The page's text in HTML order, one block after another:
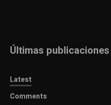
Últimas publicaciones
Latest
Comments